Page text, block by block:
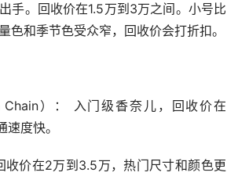
手。回收价在1.5万到3万之间。小号比
色和季节色受众窄，回收价会打折扣。
Chain）： 入门级香奈儿，回收价在
度快。
价在2万到3.5万，热门尺寸和颜色更